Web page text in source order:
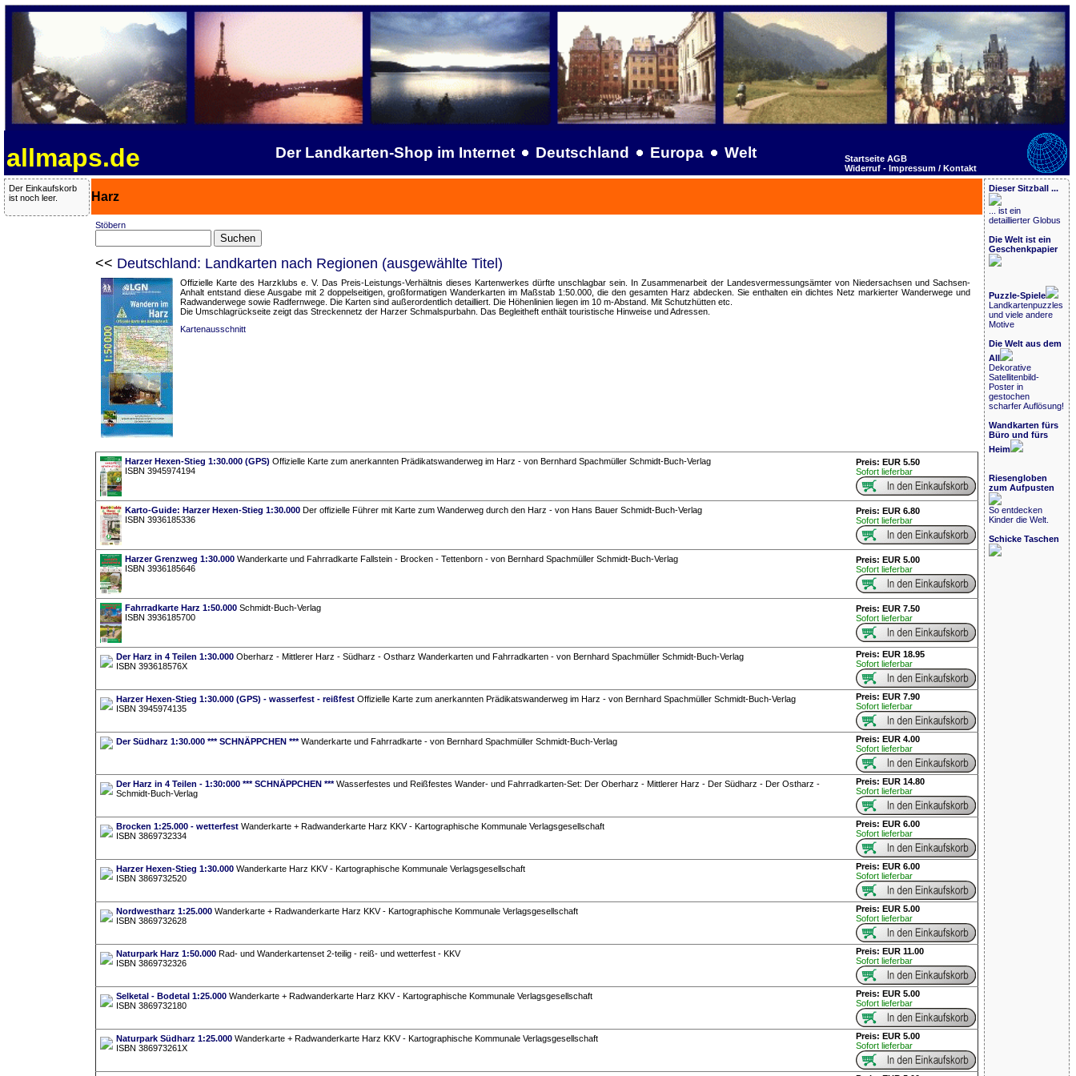
allmaps.de Der Landkarten-Shop im Internet Deutschland Europa Welt Startseite AGB
Widerruf - Impressum / Kontakt
Der Einkaufskorb
ist noch leer.
Harz
Stöbern
<< Deutschland: Landkarten nach Regionen (ausgewählte Titel)
Offizielle Karte des Harzklubs e. V. Das Preis-Leistungs-Verhältnis dieses Kartenwerkes dürfte unschlagbar sein. In Zusammenarbeit der Landesvermessungsämter von Niedersachsen und Sachsen-
Anhalt entstand diese Ausgabe mit 2 doppelseitigen, großformatigen Wanderkarten im Maßstab 1:50.000, die den gesamten Harz abdecken. Sie enthalten ein dichtes Netz markierter Wanderwege und
Radwanderwege sowie Radfernwege. Die Karten sind außerordentlich detailliert. Die Höhenlinien liegen im 10 m-Abstand. Mit Schutzhütten etc.
Die Umschlagrückseite zeigt das Streckennetz der Harzer Schmalspurbahn. Das Begleitheft enthält touristische Hinweise und Adressen.
Kartenausschnitt
Harzer Hexen-Stieg 1:30.000 (GPS) Offizielle Karte zum anerkannten Prädikatswanderweg im Harz - von Bernhard Spachmüller Schmidt-Buch-Verlag
ISBN 3945974194
Preis: EUR 5.50
Sofort lieferbar
Karto-Guide: Harzer Hexen-Stieg 1:30.000Der offizielle Führer mit Karte zum Wanderweg durch den Harz - von Hans Bauer Schmidt-Buch-Verlag
ISBN 3936185336
Preis: EUR 6.80
Sofort lieferbar
Harzer Grenzweg 1:30.000Wanderkarte und Fahrradkarte Fallstein - Brocken - Tettenborn - von Bernhard Spachmüller Schmidt-Buch-Verlag
ISBN 3936185646
Preis: EUR 5.00
Sofort lieferbar
Fahrradkarte Harz 1:50.000Schmidt-Buch-Verlag
ISBN 3936185700
Preis: EUR 7.50
Sofort lieferbar
Der Harz in 4 Teilen 1:30.000Oberharz - Mittlerer Harz - Südharz - Ostharz Wanderkarten und Fahrradkarten - von Bernhard Spachmüller Schmidt-Buch-Verlag
ISBN 393618576X
Preis: EUR 18.95
Sofort lieferbar
Harzer Hexen-Stieg 1:30.000 (GPS) - wasserfest - reißfestOffizielle Karte zum anerkannten Prädikatswanderweg im Harz - von Bernhard Spachmüller Schmidt-Buch-Verlag
ISBN 3945974135
Preis: EUR 7.90
Sofort lieferbar
Der Südharz 1:30.000 *** SCHNÄPPCHEN ***Wanderkarte und Fahrradkarte - von Bernhard Spachmüller Schmidt-Buch-Verlag
Preis: EUR 4.00
Sofort lieferbar
Der Harz in 4 Teilen - 1:30:000 *** SCHNÄPPCHEN ***Wasserfestes und Reißfestes Wander- und Fahrradkarten-Set: Der Oberharz - Mittlerer Harz - Der Südharz - Der Ostharz -
Schmidt-Buch-Verlag
Preis: EUR 14.80
Sofort lieferbar
Brocken 1:25.000 - wetterfestWanderkarte + Radwanderkarte Harz KKV - Kartographische Kommunale Verlagsgesellschaft
ISBN 3869732334
Preis: EUR 6.00
Sofort lieferbar
Harzer Hexen-Stieg 1:30.000Wanderkarte Harz KKV - Kartographische Kommunale Verlagsgesellschaft
ISBN 3869732520
Preis: EUR 6.00
Sofort lieferbar
Nordwestharz 1:25.000Wanderkarte + Radwanderkarte Harz KKV - Kartographische Kommunale Verlagsgesellschaft
ISBN 3869732628
Preis: EUR 5.00
Sofort lieferbar
Naturpark Harz 1:50.000Rad- und Wanderkartenset 2-teilig - reiß- und wetterfest - KKV
ISBN 3869732326
Preis: EUR 11.00
Sofort lieferbar
Selketal - Bodetal 1:25.000Wanderkarte + Radwanderkarte Harz KKV - Kartographische Kommunale Verlagsgesellschaft
ISBN 3869732180
Preis: EUR 5.00
Sofort lieferbar
Naturpark Südharz 1:25.000Wanderkarte + Radwanderkarte Harz KKV - Kartographische Kommunale Verlagsgesellschaft
ISBN 386973261X
Preis: EUR 5.00
Sofort lieferbar
Dieser Sitzball ...
... ist ein
detaillierter Globus
Die Welt ist ein
Geschenkpapier
Puzzle-Spiele
Landkartenpuzzles
und viele andere
Motive
Die Welt aus dem
All
Dekorative
Satellitenbild-
Poster in
gestochen
scharfer Auflösung!
Wandkarten fürs
Büro und fürs
Heim
Riesengloben
zum Aufpusten
So entdecken
Kinder die Welt.
Schicke Taschen